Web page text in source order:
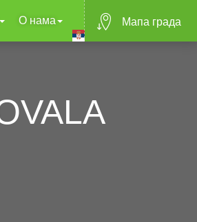
Mапа града
О нама